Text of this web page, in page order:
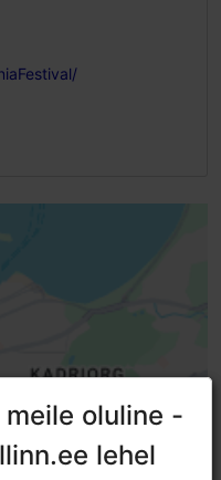
oluline -
lehel
oluline -
lehel